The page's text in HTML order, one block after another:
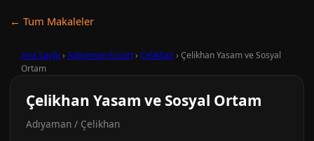
← Tum Makaleler
Ana Sayfa › Adıyaman Escort› Çelikhan› Çelikhan Yasam ve Sosyal
Ortam
Çelikhan Yasam ve Sosyal Ortam
Adıyaman / Çelikhan